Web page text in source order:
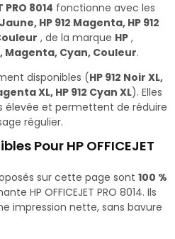
PRO 8014 fonctionne avec les
Jaune, HP 912 Magenta, HP 912
, de la marque HP ,
Magenta, Cyan, Couleur.
disponibles (HP 912 Noir XL,
XL, HP 912 Cyan XL). Elles
et permettent de réduire
régulier.
Pour HP OFFICEJET
sur cette page sont 100 %
HP OFFICEJET PRO 8014. Ils
impression nette, sans bavure